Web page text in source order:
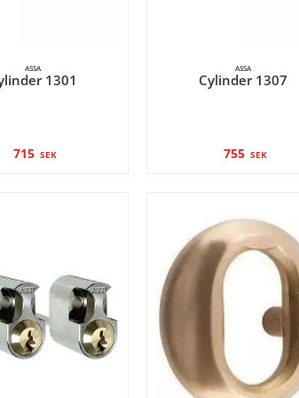
ASSA
1301
715 SEK
ASSA
Cylinder 1307
755 SEK